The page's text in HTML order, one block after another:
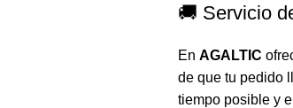
🚚 Servicio
En AGALTIC
de que tu pedido
tiempo posible y